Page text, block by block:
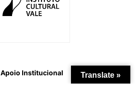
Apoio Institucional Translate »